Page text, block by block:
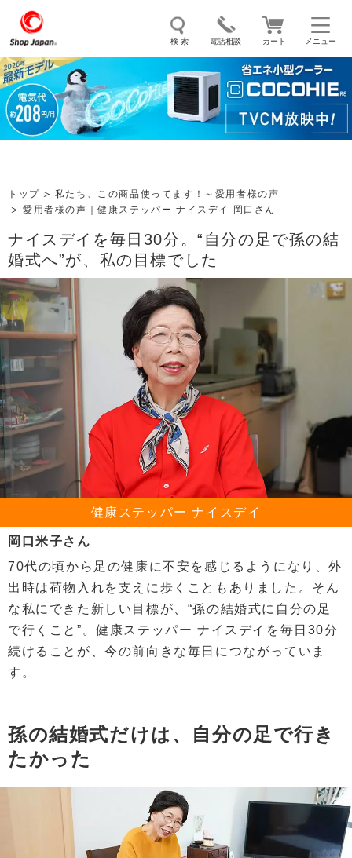
メニュー
検 索 電話相談 カート
トゥルースリーパー ソイリッチ ここひえ 枕
掃除機 クッキングプロ 補聴器 マイキュット
トップ
私たち、この商品使ってます！～愛用者様の声
愛用者様の声｜健康ステッパー ナイスデイ 岡口さん
ナイスデイを毎日30分。“自分の足で孫の結
婚式へ”が、私の目標でした
健康ステッパー ナイスデイ
岡口米子さん
70代の頃から足の健康に不安を感じるようになり、外
出時は荷物入れを支えに歩くこともありました。そん
な私にできた新しい目標が、“孫の結婚式に自分の足
で行くこと”。健康ステッパー ナイスデイを毎日30分
続けることが、今の前向きな毎日につながっていま
す。
孫の結婚式だけは、自分の足で行き
たかった